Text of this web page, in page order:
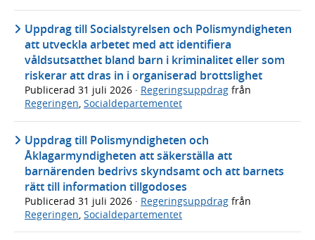
Uppdrag till Socialstyrelsen och Polismyndigheten
att utveckla arbetet med att identifiera
våldsutsatthet bland barn i kriminalitet eller som
riskerar att dras in i organiserad brottslighet
Publicerad 31 juli 2026 · Regeringsuppdrag från
Regeringen, Socialdepartementet
Uppdrag till Polismyndigheten och
Åklagarmyndigheten att säkerställa att
barnärenden bedrivs skyndsamt och att barnets
rätt till information tillgodoses
Publicerad 31 juli 2026 · Regeringsuppdrag från
Regeringen, Socialdepartementet